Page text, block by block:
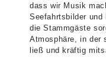
dass wir Musik
Seefahrtsbilder und
die Stammgäste
Atmosphäre, in der
ließ und kräftig